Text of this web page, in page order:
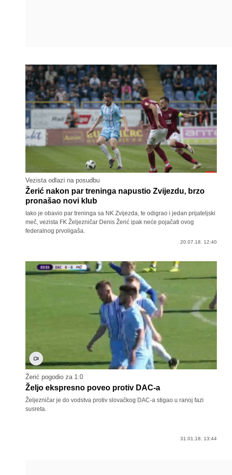
Vezista odlazi na posudbu
Žerić nakon par treninga napustio Zvijezdu, brzo
pronašao novi klub
Iako je obavio par treninga sa NK Zvijezda, te odigrao i jedan prijateljski
meč, vezista FK Željezničar Denis Žerić ipak neće pojačati ovog
federalnog prvoligaša.
20.07.18. 12:40
Žerić pogodio za 1:0
Željo ekspresno poveo protiv DAC-a
Željezničar je do vodstva protiv slovačkog DAC-a stigao u ranoj fazi
susreta.
31.01.18. 13:44